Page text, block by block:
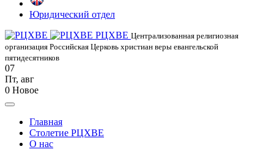
Юридический отдел
РЦХВЕ Централизованная религиозная
организация Российская Церковь христиан веры евангельской
пятидесятников
07
Пт, авг
0 Новое
Главная
Столетие РЦХВЕ
О нас